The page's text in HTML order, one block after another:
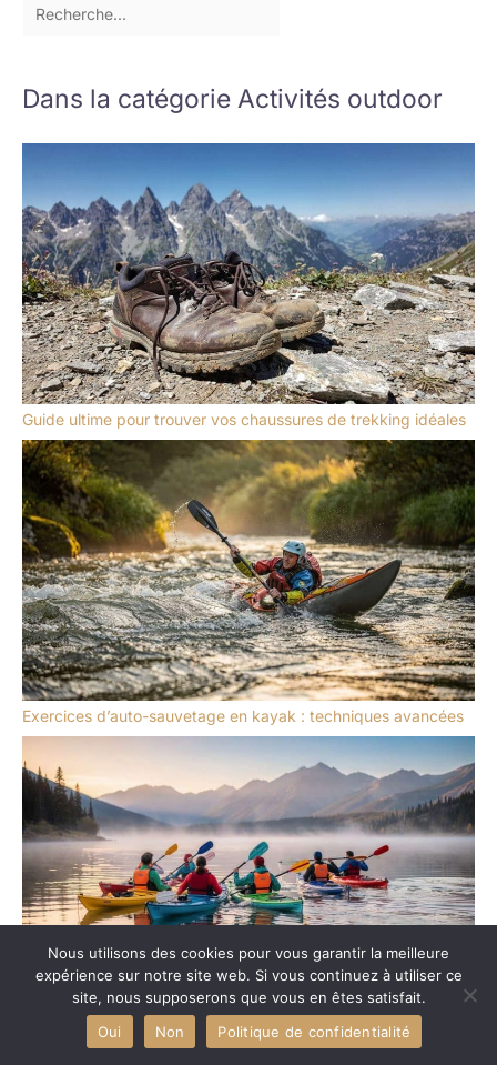
Dans la catégorie Activités outdoor
Guide ultime pour trouver vos chaussures de trekking idéales
Exercices d’auto-sauvetage en kayak : techniques avancées
Planification de sortie en kayak : éviter les erreurs communes
Nous utilisons des cookies pour vous garantir la meilleure
expérience sur notre site web. Si vous continuez à utiliser ce
site, nous supposerons que vous en êtes satisfait.
Oui
Non Politique de confidentialité